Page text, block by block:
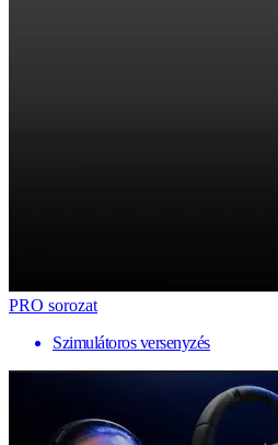
PRO sorozat
Szimulátoros versenyzés